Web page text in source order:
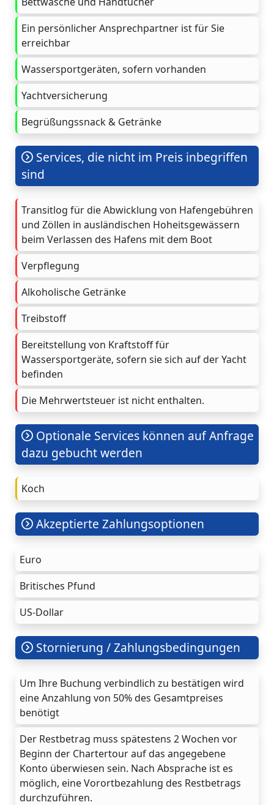
Ein persönlicher Ansprechpartner ist für Sie
erreichbar
Wassersportgeräten, sofern vorhanden
Yachtversicherung
Begrüßungssnack & Getränke
Services, die nicht im Preis inbegriffen
sind
Transitlog für die Abwicklung von Hafengebühren
und Zöllen in ausländischen Hoheitsgewässern
beim Verlassen des Hafens mit dem Boot
Verpflegung
Alkoholische Getränke
Treibstoff
Bereitstellung von Kraftstoff für
Wassersportgeräte, sofern sie sich auf der Yacht
befinden
Die Mehrwertsteuer ist nicht enthalten.
Optionale Services können auf Anfrage
dazu gebucht werden
Koch
Akzeptierte Zahlungsoptionen
Euro
Britisches Pfund
US-Dollar
Stornierung / Zahlungsbedingungen
Um Ihre Buchung verbindlich zu bestätigen wird
eine Anzahlung von 50% des Gesamtpreises
benötigt
Der Restbetrag muss spätestens 2 Wochen vor
Beginn der Chartertour auf das angegebene
Konto überwiesen sein. Nach Absprache ist es
möglich, eine Vorortbezahlung des Restbetrags
durchzuführen.